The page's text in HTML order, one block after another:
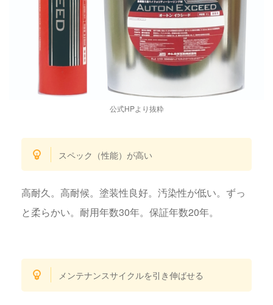
公式HPより抜粋
スペック（性能）が高い
高耐久。高耐候。塗装性良好。汚染性が低い。ずっ
と柔らかい。耐用年数30年。保証年数20年。
メンテナンスサイクルを引き伸ばせる